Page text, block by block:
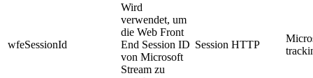
wfeSessionId
Wird
verwendet, um
die Web Front
End Session ID
von Microsoft
Stream zu
Session HTTP